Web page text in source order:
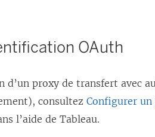
OAuth
d’un proxy de transfert avec
consultezConfigurer un
l’aide de Tableau.